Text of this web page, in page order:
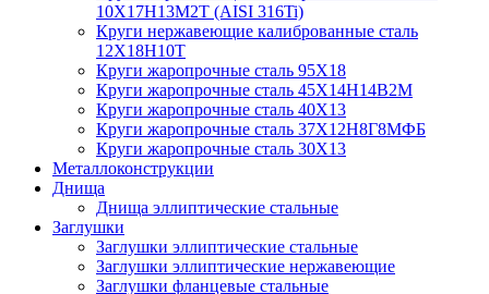
10Х17Н13М2Т (AISI 316Ti)
Круги нержавеющие калиброванные сталь
12Х18Н10Т
Круги жаропрочные сталь 95Х18
Круги жаропрочные сталь 45Х14Н14В2М
Круги жаропрочные сталь 40Х13
Круги жаропрочные сталь 37Х12Н8Г8МФБ
Круги жаропрочные сталь 30Х13
Металлоконструкции
Днища
Днища эллиптические стальные
Заглушки
Заглушки эллиптические стальные
Заглушки эллиптические нержавеющие
Заглушки фланцевые стальные